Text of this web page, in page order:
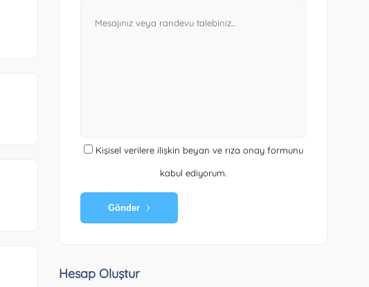
Kişisel verilere ilişkin beyan ve rıza onay formunu
kabul ediyorum.
Gönder
Hesap Oluştur